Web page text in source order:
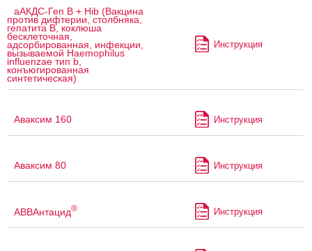
аАКДС-Геп B + Hib (Вакцина
против дифтерии, столбняка,
гепатита B, коклюша
бесклеточная,
адсорбированная, инфекции,
вызываемой Haemophilus
influenzae тип b,
конъюгированная
синтетическая)
Инструкция
Аваксим 160 Инструкция
Аваксим 80 Инструкция
АВВАнтацид® Инструкция